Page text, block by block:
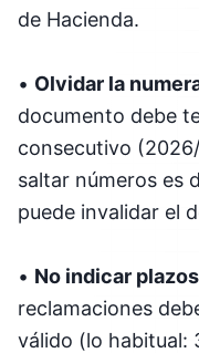
de Hacienda.
• Olvidar la
documento debe
consecutivo
saltar números es
puede invalidar el
• No indicar
reclamaciones
válido (lo habitual: